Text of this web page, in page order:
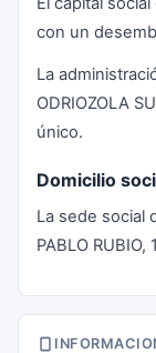
con un
La
ODRIOZOLA
único.
Domicilio
La sede social
PABLO RUBIO,